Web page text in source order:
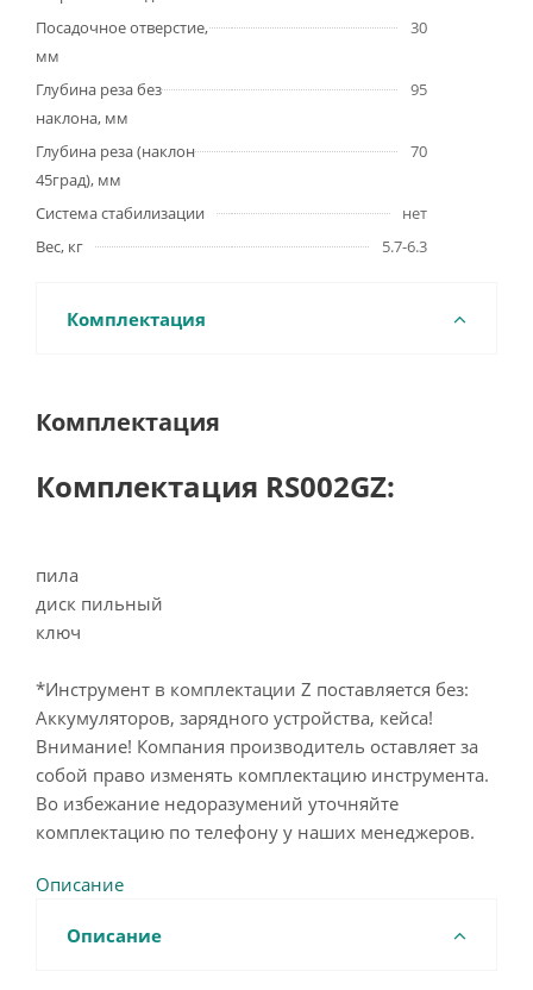
Посадочное отверстие,
мм
30
Глубина реза без
наклона, мм
95
Глубина реза (наклон
45град), мм
70
Система стабилизации
нет
Вес, кг
5.7-6.3
Комплектация
Комплектация
Комплектация RS002GZ:
пила
диск пильный
ключ
*Инструмент в комплектации Z поставляется без:
Аккумуляторов, зарядного устройства, кейса!
Внимание! Компания производитель оставляет за
собой право изменять комплектацию инструмента.
Во избежание недоразумений уточняйте
комплектацию по телефону у наших менеджеров.
Описание
Описание